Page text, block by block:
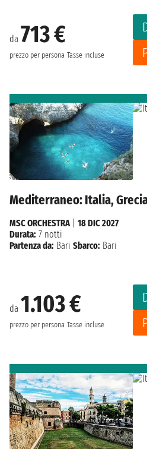
da 713 €
prezzo per persona Tasse incluse
Mediterraneo: Italia,
da 1.103 €
prezzo per persona Tasse incluse
MSC ORCHESTRA| 18 DIC 2027
Durata: 7 notti
Partenza da: Bari Sbarco: Bari